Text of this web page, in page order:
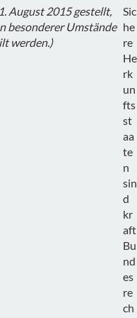
August 2015 gestellt,
besonderer Umstände
werden.)
Sic
he
re
He
rk
un
fts
st
aa
te
n
sin
d
kr
aft
Bu
nd
es
re
ch